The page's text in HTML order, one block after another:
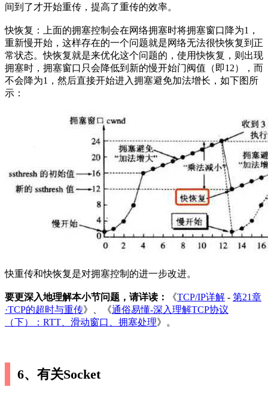
间到了才开始重传，提高了重传的效率。
快恢复：上面的拥塞控制会在网络拥塞时将拥塞窗口降为1，
重新慢开始，这样存在的一个问题就是网络无法很快恢复到正
常状态。快恢复就是来优化这个问题的，使用快恢复，则出现
拥塞时，拥塞窗口只会降低到新的慢开始门阀值（即12），而
不会降为1，然后直接开始进入拥塞避免加法增长，如下图所
示：
快重传和快恢复是对拥塞控制的进一步改进。
要更深入地理解本小节问题，请详读： 《TCP/IP详解 - 第21章
·TCP的超时与重传》、《通俗易懂-深入理解TCP协议
（下）：RTT、滑动窗口、拥塞处理》。
6、有关Socket